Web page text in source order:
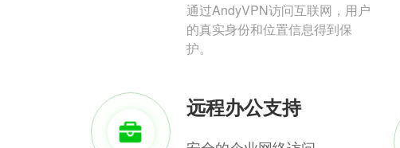
通过AndyVPN访问互联网，用户
的真实身份和位置信息得到保
护。
远程办公支持